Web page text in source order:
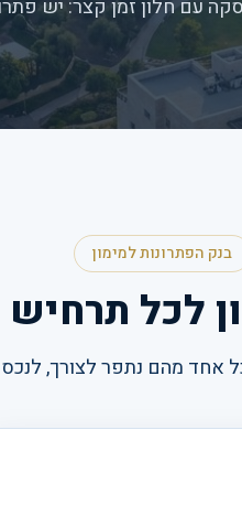
עם חלון זמן קצר: יש
בנק הפתרונות למימון
לכל תרחיש
אחד מהם נתפר לצורך,